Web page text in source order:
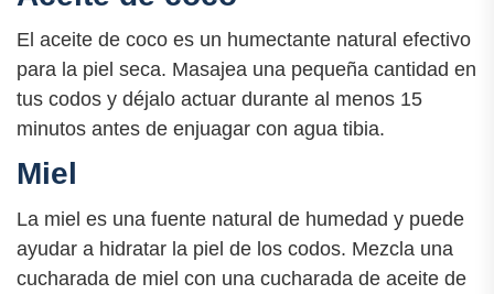
El aceite de coco es un humectante natural efectivo
para la piel seca. Masajea una pequeña cantidad en
tus codos y déjalo actuar durante al menos 15
minutos antes de enjuagar con agua tibia.
Miel
La miel es una fuente natural de humedad y puede
ayudar a hidratar la piel de los codos. Mezcla una
cucharada de miel con una cucharada de aceite de